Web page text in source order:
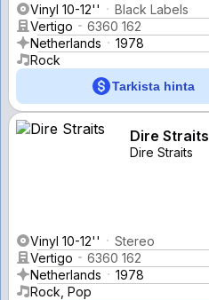
Vinyl 10-12''
Black Labels
Vertigo
6360 162
Netherlands
1978
Rock
Tarkista hinta
Dire Straits
Dire Straits
Vinyl 10-12''
Stereo
Vertigo
6360 162
Netherlands
1978
Rock, Pop